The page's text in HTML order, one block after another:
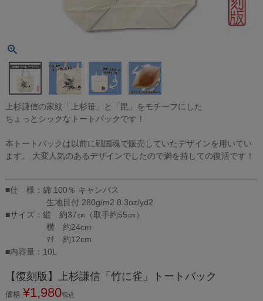
上杉謙信の家紋「上杉笹」と「毘」をモチーフにした
ちょっとシックなトートバックです！
本トートバックは以前に戦国魂で販売していたデザインを用いてい
ます。 大変人気のあるデザインでしたので満を持しての復活です！
■仕 様：綿 100％ キャンバス
生地目付 280g/m2 8.3oz/yd2
■サイズ：縦 約37㎝（取手約55㎝）
横 約24cm
ﾏﾁ 約12cm
■内容量：10L
【復刻版】上杉謙信「竹に雀」トートバック
価格 ¥1,980税込